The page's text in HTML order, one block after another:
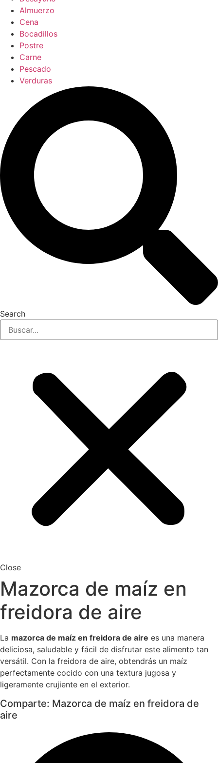
Almuerzo
Cena
Bocadillos
Postre
Carne
Pescado
Verduras
Search
Close
Mazorca de maíz en
freidora de aire
La mazorca de maíz en freidora de aire es una manera
deliciosa, saludable y fácil de disfrutar este alimento tan
versátil. Con la freidora de aire, obtendrás un maíz
perfectamente cocido con una textura jugosa y
ligeramente crujiente en el exterior.
Comparte: Mazorca de maíz en freidora de
aire